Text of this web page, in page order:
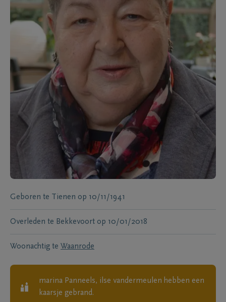
Geboren te Tienen op 10/11/1941
Overleden te Bekkevoort op 10/01/2018
Woonachtig te Waanrode
marina Panneels, ilse vandermeulen hebben een
kaarsje gebrand.